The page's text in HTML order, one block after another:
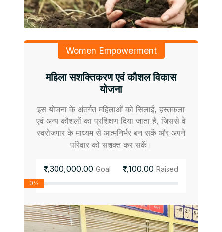
Women Empowerment
महिला सशक्तिकरण एवं कौशल विकास
योजना
इस योजना के अंतर्गत महिलाओं को सिलाई, हस्तकला
एवं अन्य कौशलों का प्रशिक्षण दिया जाता है, जिससे वे
स्वरोजगार के माध्यम से आत्मनिर्भर बन सकें और अपने
परिवार को सशक्त कर सकें।
₹1,300,000.00 Goal ₹1,100.00 Raised
0%